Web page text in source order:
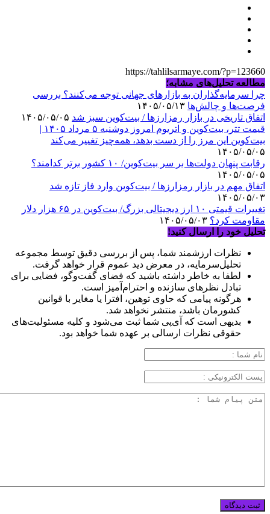
https://tahlilsarmaye.com/?p=123660
مطالعه تحلیل‌های مشابه؛
چرا سرمایه‌گذاران به بازارهای جهانی توجه می‌کنند؟ بررسی
فرصت‌ها و چالش‌ها
اتفاق تاریخی در بازار رمزارزها / بیت‌کوین سبز شد
قیمت تتر، بیت‌کوین و اتریوم امروز دوشنبه ۵ مرداد ۱۴۰۵ |
بیت‌کوین این مرز را از دست بدهد، همه‌چیز تغییر می‌کند
۱۴۰۵/۰۵/۰۵
رقابت پنهان دولت‌ها بر سر بیت‌کوین/ ۱۰ کشور برتر کدامند؟
۱۴۰۵/۰۵/۰۵
اتفاق مهم در بازار رمزارزها / بیت‌کوین وارد فاز تازه شد
۱۴۰۵/۰۵/۰۳
تغییرات قیمتی ۱۰ ارز دیجیتالی بزرگ/ بیت‌کوین در ۶۵ هزار دلار
مقاومت کرد؟
تحلیل خود را ارسال کنید!
نظرات ارزشمند شما، پس از بررسی دقیق توسط مجموعه
تحلیل‌سرمایه، در معرض دید عموم قرار خواهد گرفت.
لطفا به خاطر داشته باشید که فضای گفت‌وگو، فضایی برای
تبادل نظرهای سازنده و احترام‌آمیز است.
هرگونه پیامی که حاوی توهین، افترا یا مغایر با قوانین
کشورمان باشد، منتشر نخواهد شد.
بدیهی است که آی‌پی شما ثبت می‌شود و کلیه مسئولیت‌های
حقوقی نظرات ارسالی بر عهده شما خواهد بود.